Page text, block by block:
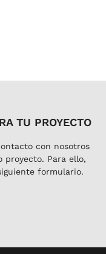
TU PROYECTO
con nosotros
proyecto. Para ello,
formulario.